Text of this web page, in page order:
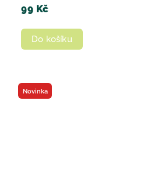
99 Kč
Do košíku
Novinka